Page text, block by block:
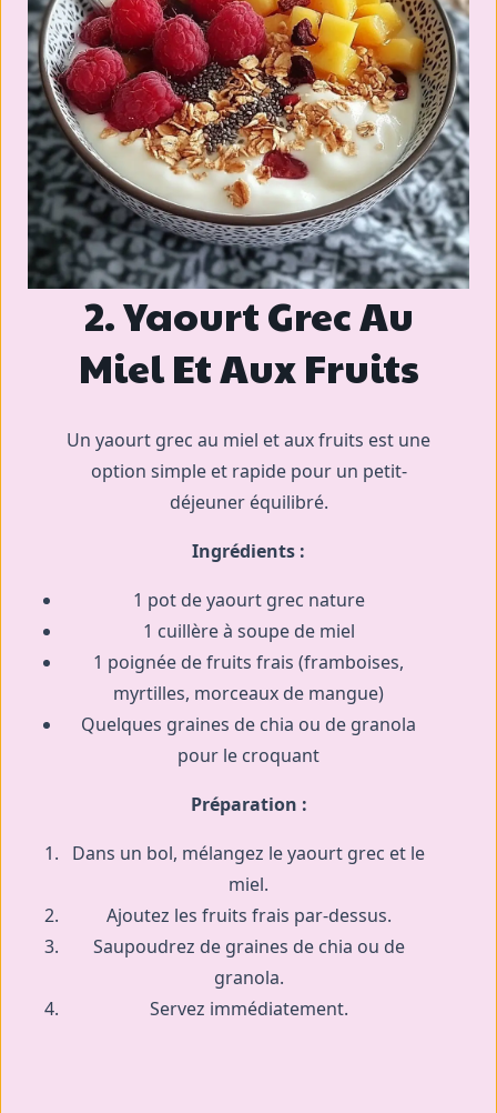
2. Yaourt Grec Au
Miel Et Aux Fruits
Un yaourt grec au miel et aux fruits est une
option simple et rapide pour un petit-
déjeuner équilibré.
Ingrédients :
1 pot de yaourt grec nature
1 cuillère à soupe de miel
1 poignée de fruits frais (framboises,
myrtilles, morceaux de mangue)
Quelques graines de chia ou de granola
pour le croquant
Préparation :
Dans un bol, mélangez le yaourt grec et le
miel.
Ajoutez les fruits frais par-dessus.
Saupoudrez de graines de chia ou de
granola.
Servez immédiatement.